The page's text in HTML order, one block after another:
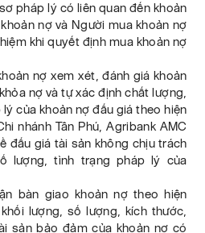
pháp lý có liên quan đến khoản
nợ và Người mua khoản nợ
khi quyết định mua khoản nợ
nợ xem xét, đánh giá khoản
nợ và tự xác định chất lượng,
của khoản nợ đấu giá theo hiện
nhánh Tân Phú, Agribank AMC
đấu giá tài sản không chịu trách
lượng, tình trạng pháp lý của
bàn giao khoản nợ theo hiện
lượng, số lượng, kích thước,
sản bảo đảm của khoản nợ có